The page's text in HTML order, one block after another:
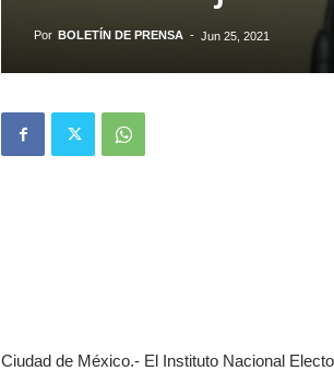
Por BOLETÍN DE PRENSA - Jun 25, 2021
Ciudad de México.- El Instituto Nacional